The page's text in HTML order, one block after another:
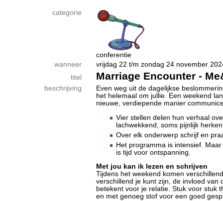
categorie
conferentie
wanneer
vrijdag 22 t/m zondag 24 november
titel
Marriage Encounter -
beschrijving
Even weg uit de dagelijkse
het helemaal om jullie. Een weekend
nieuwe, verdiepende manier
Vier stellen delen hun verhaal
lachwekkend, soms pijnlijk
Over elk onderwerp schrijf en
Het programma is intensief.
is tijd voor ontspanning.
Met jou kan ik lezen en schrijven
Tijdens het weekend komen
verschillend je kunt zijn, de invloed van
betekent voor je relatie. Stuk voor stuk
en met genoeg stof voor een goed